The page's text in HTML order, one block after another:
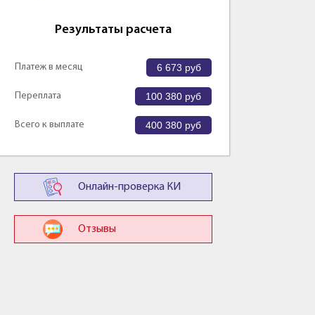
Результаты расчета
Платеж в месяц 6 673 руб
Переплата 100 380 руб
Всего к выплате 400 380 руб
Онлайн-проверка КИ
Отзывы